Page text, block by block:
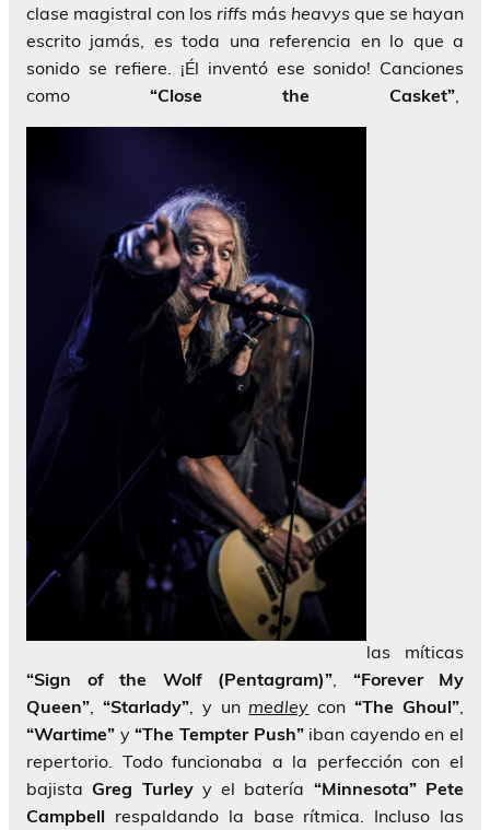
clase magistral con los riffs más heavys que se hayan
escrito jamás, es toda una referencia en lo que a
sonido se refiere. ¡Él inventó ese sonido! Canciones
como “Close the Casket”,
las míticas
“Sign of the Wolf (Pentagram)”
“Forever My
Queen” “Starlady”, y un medley con“The Ghoul”
“Wartime” y“The Tempter Push”iban cayendo en el
repertorio. Todo funcionaba a la perfección con el
bajistaGreg Turleyy el batería “Minnesota” Pete
Campbell respaldando la base rítmica. Incluso las